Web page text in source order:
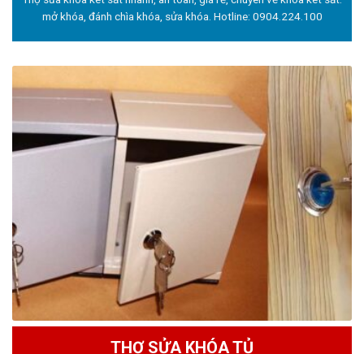
mở khóa, đánh chìa khóa, sửa khóa. Hotline: 0904.224.100
THỢ SỬA KHÓA TỦ